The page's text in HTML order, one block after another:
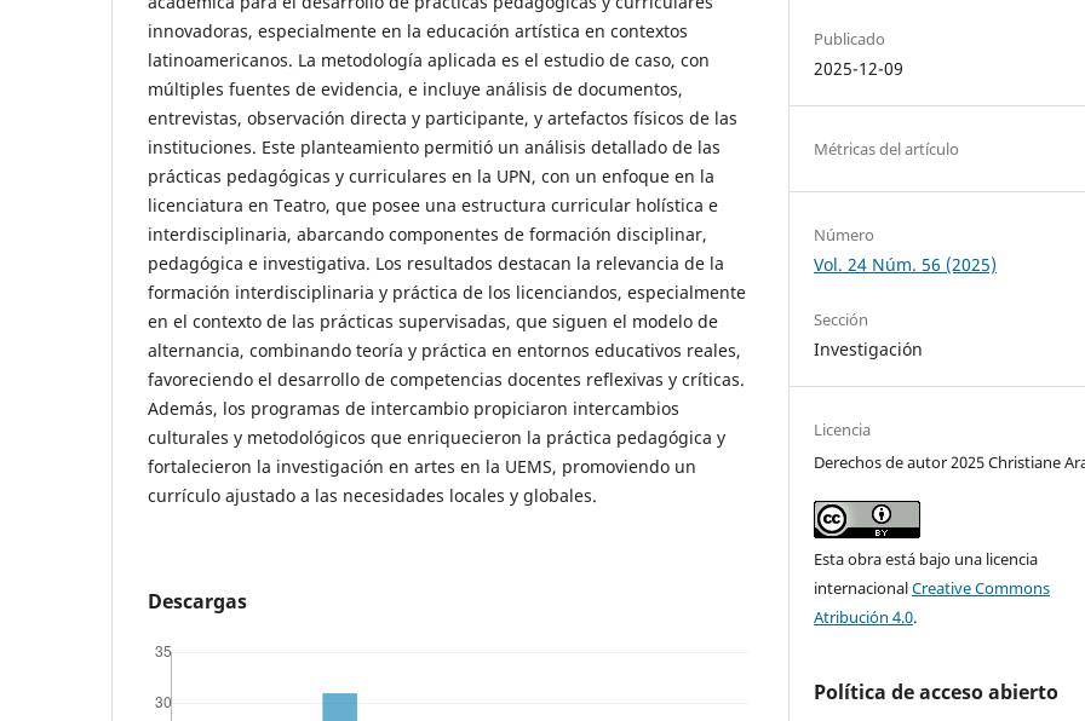
innovadoras, especialmente en la educación artística en contextos
latinoamericanos. La metodología aplicada es el estudio de caso, con
múltiples fuentes de evidencia, e incluye análisis de documentos,
entrevistas, observación directa y participante, y artefactos físicos de las
instituciones. Este planteamiento permitió un análisis detallado de las
prácticas pedagógicas y curriculares en la UPN, con un enfoque en la
licenciatura en Teatro, que posee una estructura curricular holística e
interdisciplinaria, abarcando componentes de formación disciplinar,
pedagógica e investigativa. Los resultados destacan la relevancia de la
formación interdisciplinaria y práctica de los licenciandos, especialmente
en el contexto de las prácticas supervisadas, que siguen el modelo de
alternancia, combinando teoría y práctica en entornos educativos reales,
favoreciendo el desarrollo de competencias docentes reflexivas y críticas.
Además, los programas de intercambio propiciaron intercambios
culturales y metodológicos que enriquecieron la práctica pedagógica y
fortalecieron la investigación en artes en la UEMS, promoviendo un
currículo ajustado a las necesidades locales y globales.
Descargas
Publicado
2025-12-09
Métricas del artículo
Número
Vol. 24 Núm. 56 (2025)
Sección
Investigación
Licencia
Derechos de autor 2025 Christiane
Esta obra está bajo una licencia
internacionalCreative Commons
Atribución 4.0.
Política de acceso abierto